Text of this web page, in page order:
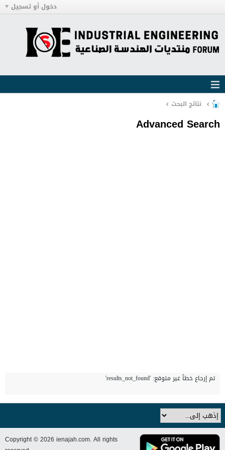
دخول أو تسجيل
نتائج البحث
Advanced Search
تم إرجاع خطأ غير متوقع: 'results_not_found'
Copyright © 2026 ienajah.com. All rights